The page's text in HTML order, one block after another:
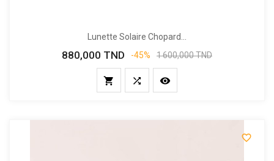
Lunette Solaire Chopard...
Prix
880,000 TND
Prix
-45% 1 600,000 TND
  
